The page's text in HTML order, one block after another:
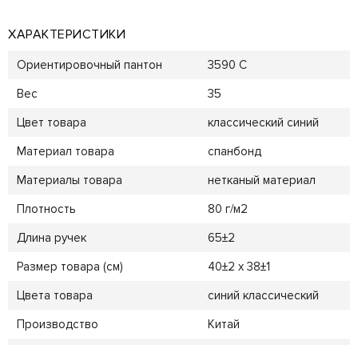
ХАРАКТЕРИСТИКИ
Ориентировочный пантон
3590 C
Вес
35
Цвет товара
классический синий
Материал товара
спанбонд
Материалы товара
нетканый материал
Плотность
80 г/м2
Длина ручек
65±2
Размер товара (см)
40±2 х 38±1
Цвета товара
синий классический
Производство
Китай